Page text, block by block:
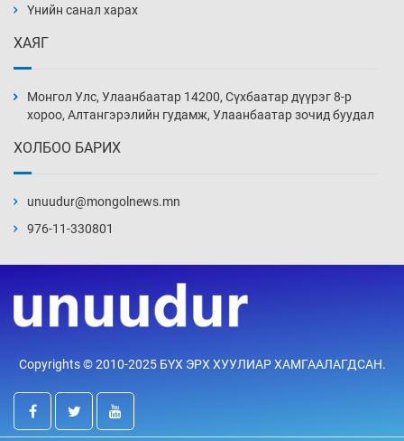
нэмэгджээ
Уржигдар 13 цаг 30 мин
Уржигдар 13 цаг 00 мин
Уржигдар 12 цаг 30 мин
үйлчилж буй гэв
Уржигдар 12 цаг 00 мин
Үнийн санал харах
ХАЯГ
Монгол Улс, Улаанбаатар 14200, Сүхбаатар дүүрэг 8-р
хороо, Алтангэрэлийн гудамж, Улаанбаатар зочид буудал
ХОЛБОО БАРИХ
unuudur@mongolnews.mn
976-11-330801
Copyrights © 2010-2025 БҮХ ЭРХ ХУУЛИАР ХАМГААЛАГДСАН.